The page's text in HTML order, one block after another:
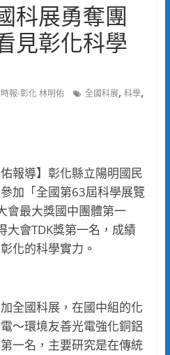
科展勇奪團
彰化科學
報-彰化 林明佑 全國科展, 科學,
報導】彰化縣立陽明國民
加「全國第63屆科學展覽
會最大獎國中團體第一
大會TDK獎第一名，成績
化的科學實力。
全國科展，在國中組的化
～環境友善光電強化銅鋁
一名，主要研究是在傳統